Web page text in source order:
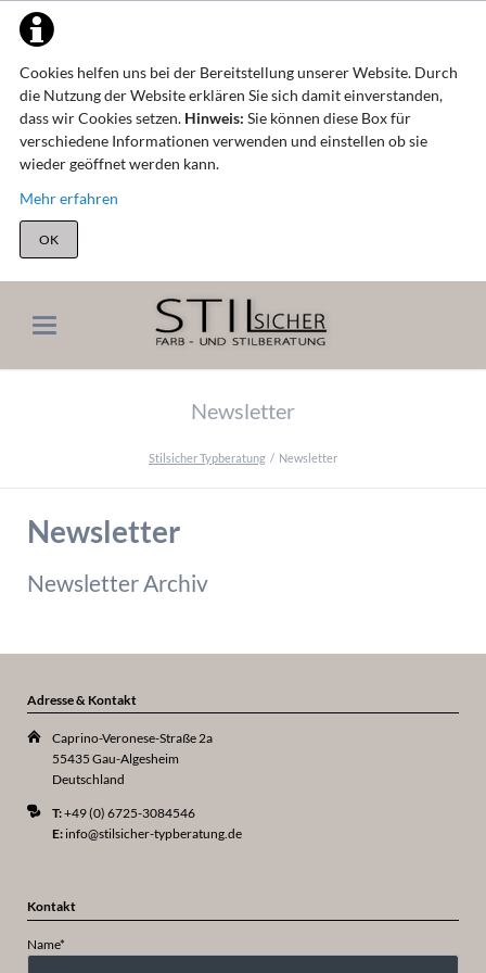
Cookies helfen uns bei der Bereitstellung unserer Website. Durch
die Nutzung der Website erklären Sie sich damit einverstanden,
dass wir Cookies setzen. Hinweis: Sie können diese Box für
verschiedene Informationen verwenden und einstellen ob sie
wieder geöffnet werden kann.
Mehr erfahren
OK
Newsletter
Stilsicher Typberatung Newsletter
Newsletter
Newsletter Archiv
Adresse & Kontakt
Caprino-Veronese-Straße 2a
55435 Gau-Algesheim
Deutschland
T:+49 (0) 6725-3084546
E: info@stilsicher-typberatung.de
Kontakt
Pflichtfeld
Name*